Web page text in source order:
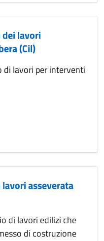
lavori
(Cil)
di lavori per interventi
asseverata
di lavori edilizi che
di costruzione